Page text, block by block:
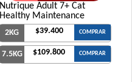
Nutrique Adult 7+ Cat
Healthy Maintenance
2KG $39.400 COMPRAR
7.5KG $109.800 COMPRAR